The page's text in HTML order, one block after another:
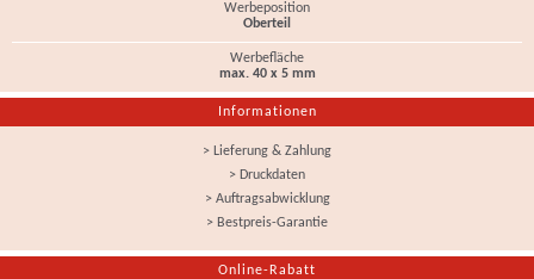
Werbeposition
Oberteil
Werbefläche
max. 40 x 5 mm
Informationen
> Lieferung & Zahlung
> Druckdaten
> Auftragsabwicklung
> Bestpreis-Garantie
Online-Rabatt